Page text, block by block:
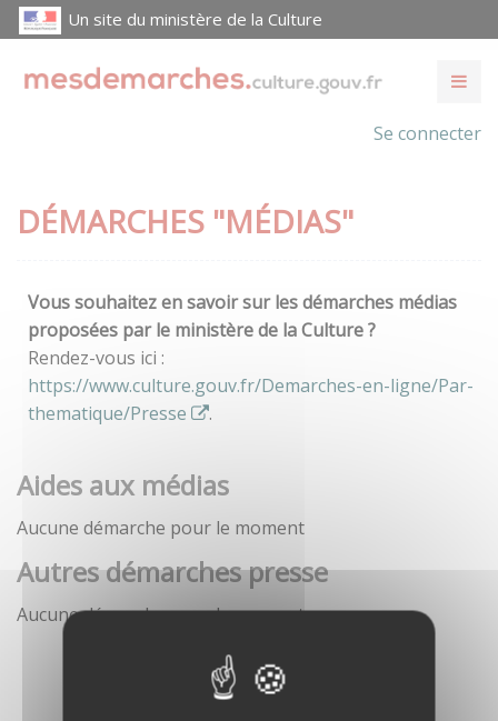
Un site du ministère de la Culture
Se connecter
DÉMARCHES "MÉDIAS"
Vous souhaitez en savoir sur les démarches médias
proposées par le ministère de la Culture ?
Rendez-vous ici :
https://www.culture.gouv.fr/Demarches-en-ligne/Par-
thematique/Presse
.
Aides aux médias
Aucune démarche pour le moment
Autres démarches presse
Aucune démarche pour le moment